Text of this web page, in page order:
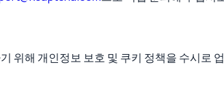
위해 개인정보 보호 및 쿠키 정책을 수시